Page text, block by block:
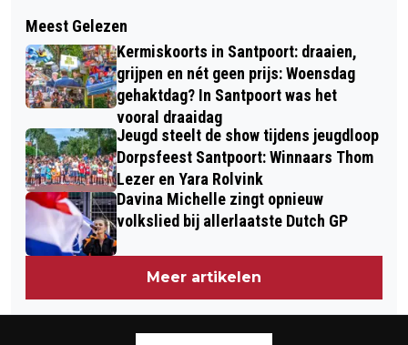
OLYMPISCH GOUD VOOR
SHORTTRACKSTERS TEAMNL OP
AFLOSSING
VERLIES DOOR STIKSTOF DREIGT
VOOR NOORD-HOLLANDSE DUINEN,
HOGE VELUWE EN 12 ANDERE
NATUURGEBIEDEN
Meest Gelezen
Kermiskoorts in Santpoort: draaien,
grijpen en nét geen prijs: Woensdag
gehaktdag? In Santpoort was het
vooral draaidag
Jeugd steelt de show tijdens jeugdloop
Dorpsfeest Santpoort: Winnaars Thom
Lezer en Yara Rolvink
Davina Michelle zingt opnieuw
volkslied bij allerlaatste Dutch GP
Meer artikelen